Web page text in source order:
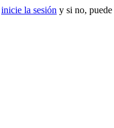
inicie la sesión y si no, puede